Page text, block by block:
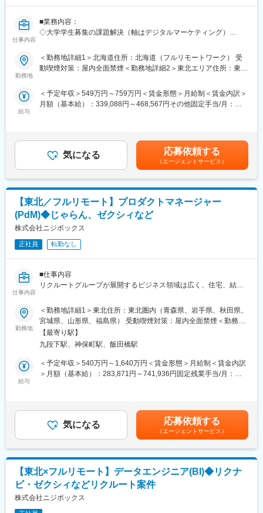
御）を考慮して設計・実装する
◎プロダクト例 1：データ基盤の開発
・GCP等のクラウドを利用したデータパイプラインの開発・運用
・DWH・API等、利活用しやすい基盤・インターフェースを提供
・dbtなどを用いたデータ品質を担保するための開発・運用
◎プロダクト例 2：データアプリケーション
・ データ利活用を行うために社内で利用するウェブアプリケーシ
◎プロダクト例 3：全社大規模ワークフローエンジン
・全社のデータ基盤を支える大規模な（1 日あたり数万コンテナ
・クラウドの最新技術を取り入れて効率化を実施している
■働き方
・兼業（副業）OK
・リモートワーク制度：働き方の選択肢を増やし生産性を向上さ
せるため、自宅または会社の指定する就業場所など、働く場所を
任意で選択することができます。
変更の範囲：無
仕事内容
■業務内容：
◇大学学生募集の課題解決（軸はデジタルマーケティング）
・Studyplusの広告商品の提案
・Studyplusデータを活用したLINE、Google、Insta等の運用型広
制作の提案
・マーケティングオートメーションサービスの提案
◇主に既存顧客への深耕型の営業
＜具体的には＞
・担当のクライアント数は約20大学
・新規/既存の割合：入社時5：5／2年後3：7／3年後2：8
・新規開拓よりも、既存顧客の取引金額を大きくしていく深耕型
の営業
・ただ枠を売るという性質のものではなく、大学の学生募集コン
サルティング、デジタルマーケティングコンサルティング的な側
面の強い営業
・出張の頻度は月に2回程度
（1）成果に応じた高い昇給実績
・全営業メンバーの平均昇給額：61万7000円（年間昇給率
・上位30%の営業メンバーの平均昇給額：110万円（年間昇給率
+14.7%）※
・全体として、成果を挙げた人は適切に昇給する会社です
（2）コンサルティング営業としての企画力/営業力を磨ける
・大学の広報予算が数億円規模と大きく、提案できるソリューシ
ョンの幅が広いため、 コンサルティング営業としての企画力や営
業力を磨くことができます。
選択肢を広げるというやりがいがあります。
※2024年度→2025年度における昇給額を集計。なお、一時的なイ
■提供できる機会・経験：
（1）エンタープライズセールスのスキル・経験
マーケットバリューの高いスキルである、エンタープライズセー
ルスのスキル・経験、また深耕型営業のスキル・経験を身につけ
ることができます。
勤務地
＜勤務地詳細1＞北海道住所：北海道（フルリモートワーク） 受
動喫煙対策：屋内全面禁煙＜勤務地詳細2＞東北エリア住所：東北
給与
＜予定年収＞549万円～759万円＜賃金形態＞月給制＜賃金内訳＞
月額（基本給）：339,088円～468,567円その他固定手当/月：
無＞有＜残業手当＞有＜給与補足＞※経験、能力を考慮の上、詳細
は面談に決定致します。■昇給査定：年2回（4月、10月）■その他
固定手当：15時間分の深夜残業手当として支給。※超過分は追加
支給。賃金はあくまでも目安の金額であり、選考を通じて上下す
る可能性があります。月給(月額)は固定手当を含めた表記です。
気になる 応募依頼する
（エージェントサービス）
【東北／フルリモート】プロダクトマネージャー
(PdM)◆じゃらん、ゼクシィなど
株式会社ニジボックス
正社員 転勤なし
仕事内容
■仕事内容
リクルートグループが展開するビジネス領域は広く、住宅、結
り添う形で多岐に渡るサービスを提供しており、ニジボックスは
グループの一員として、SUUMOやゼクシィ、ホットペッパー、
じゃらん、リクナビなどの国内最大級のメディアの開発ディレク
ションに従事する、開発ディレクターを募集しています。
■業務詳細
リクルートグループのプロダクト開発ディレクションをお任せい
す。
- サービスのエンハンス開発要件に応じたシステム要求事項の整理
- ユーザー体験を考慮した仕様策定
- エンジニアへの仕様説明
＜リリース準備フェーズ＞
勤務地
＜勤務地詳細1＞東北住所：東北圏内（青森県、岩手県、秋田県、
宮城県、山形県、福島県） 受動喫煙対策：屋内全面禁煙＜勤務地
詳細2＞本社住所：東京都千代田区九段北1丁目14-6 九段坂上KS
ビル 南棟4階勤務地最寄駅：東京メトロ東西線半蔵門線／九段下
（リモートワーク含む）
【最寄り駅】
九段下駅、神保町駅、飯田橋駅
給与
＜予定年収＞540万円～1,640万円＜賃金形態＞月給制＜賃金内訳
＞月額（基本給）：283,871円～741,936円固定残業手当/月：
給与詳細は、経験、能力、年齢を考慮の上決定します。■賞与：年
2回（6月、12月）賃金はあくまでも目安の金額であり、選考を通
じて上下する可能性があります。月給(月額)は固定手当を含めた表
記です。
気になる 応募依頼する
（エージェントサービス）
【東北×フルリモート】データエンジニア(BI)◆リクナ
ビ・ゼクシィなどリクルート案件
株式会社ニジボックス